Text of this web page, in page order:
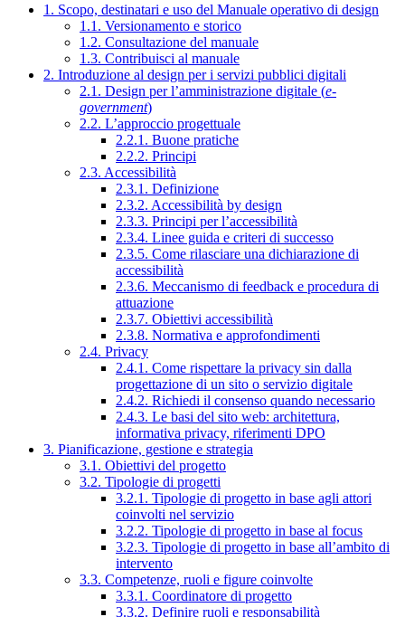
1. Scopo, destinatari e uso del Manuale operativo di design
1.1. Versionamento e storico
1.2. Consultazione del manuale
1.3. Contribuisci al manuale
2. Introduzione al design per i servizi pubblici digitali
2.1. Design per l’amministrazione digitale (e-
government)
2.2. L’approccio progettuale
2.2.1. Buone pratiche
2.2.2. Principi
2.3. Accessibilità
2.3.1. Definizione
2.3.2. Accessibilità by design
2.3.3. Principi per l’accessibilità
2.3.4. Linee guida e criteri di successo
2.3.5. Come rilasciare una dichiarazione di
accessibilità
2.3.6. Meccanismo di feedback e procedura di
attuazione
2.3.7. Obiettivi accessibilità
2.3.8. Normativa e approfondimenti
2.4. Privacy
2.4.1. Come rispettare la privacy sin dalla
progettazione di un sito o servizio digitale
2.4.2. Richiedi il consenso quando necessario
2.4.3. Le basi del sito web: architettura,
informativa privacy, riferimenti DPO
3. Pianificazione, gestione e strategia
3.1. Obiettivi del progetto
3.2. Tipologie di progetti
3.2.1. Tipologie di progetto in base agli attori
coinvolti nel servizio
3.2.2. Tipologie di progetto in base al focus
3.2.3. Tipologie di progetto in base all’ambito di
intervento
3.3. Competenze, ruoli e figure coinvolte
3.3.1. Coordinatore di progetto
3.3.2. Definire ruoli e responsabilità